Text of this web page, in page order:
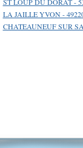
LA JAILLE YVON -
CHATEAUNEUF SUR